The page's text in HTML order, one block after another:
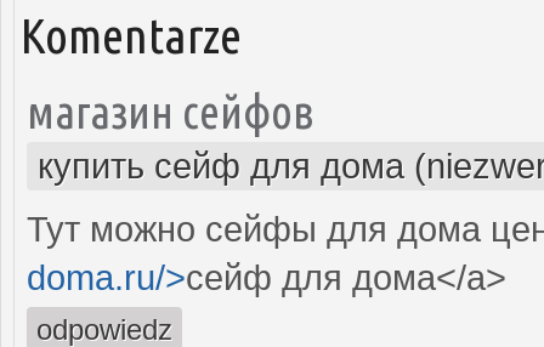
Komentarze
магазин сейфов
купить сейф для дома
Тут можно сейфы для дома
doma.ru/>сейф для дома</a>
odpowiedz